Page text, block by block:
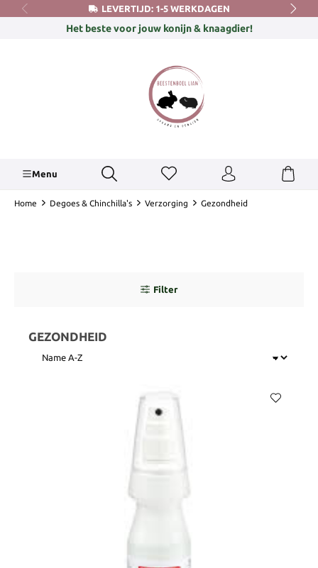
LEVERTIJD: 1-5 WERKDAGEN
Het beste voor jouw konijn & knaagdier!
Menu
Home Degoes & Chinchilla's Verzorging Gezondheid
Filter
GEZONDHEID